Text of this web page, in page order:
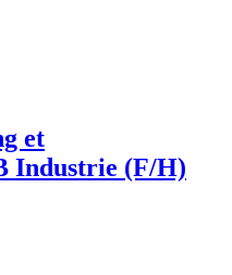
et
Industrie (F/H)